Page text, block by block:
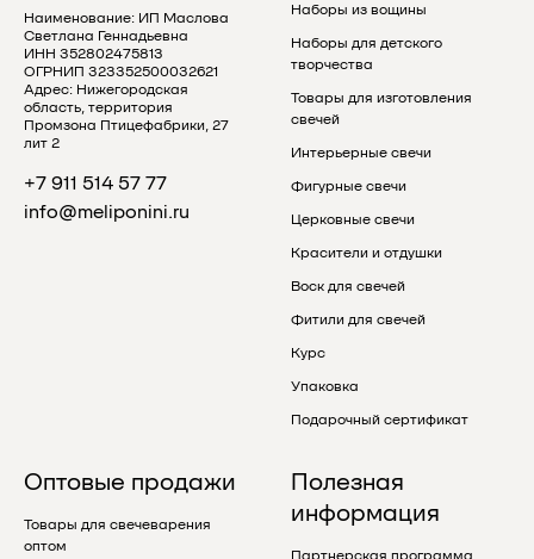
Наименование: ИП Маслова
Светлана Геннадьевна
ИНН 352802475813
ОГРНИП 323352500032621
Адрес: Нижегородская
область, территория
Промзона Птицефабрики, 27
лит 2
+7 911 514 57 77
info@meliponini.ru
Наборы из вощины
Наборы для детского
творчества
Товары для изготовления
свечей
Интерьерные свечи
Фигурные свечи
Церковные свечи
Красители и отдушки
Воск для свечей
Фитили для свечей
Курс
Упаковка
Подарочный сертификат
Оптовые продажи
Товары для свечеварения
оптом
Полезная
информация
Партнерская программа